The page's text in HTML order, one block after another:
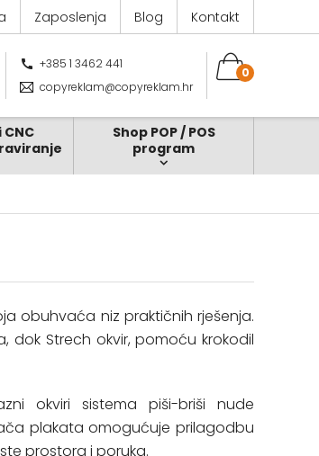
Zaposlenja Blog Kontakt
+385 1 3462 441
copyreklam@copyreklam.hr
0
Shop POP / POS
program
obuhvaća niz praktičnih rješenja.
dok Strech okvir, pomoću krokodil
okviri sistema piši-briši nude
plakata omogućuje prilagodbu
prostora i poruka.